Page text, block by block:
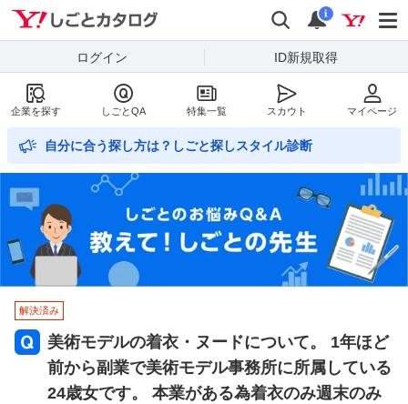
Yahoo!しごとカタログ
検索
通知
i
ログイン ID新規取得
企業を探す しごとQA 特集一覧 スカウト マイページ
自分に合う探し方は？しごと探しスタイル診断
解決済み
美術モデルの着衣・ヌードについて。 1年ほど
前から副業で美術モデル事務所に所属している
24歳女です。 本業がある為着衣のみ週末のみ